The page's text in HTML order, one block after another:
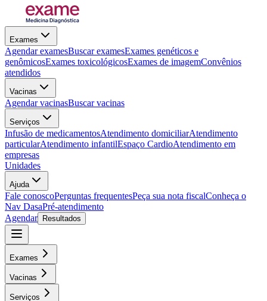
Exames
Agendar examesBuscar examesExames genéticos e
genômicosExames toxicológicosExames de imagemConvênios
atendidos
Vacinas
Agendar vacinasBuscar vacinas
Serviços
Infusão de medicamentosAtendimento domiciliarAtendimento
particularAtendimento infantilEspaço CardioAtendimento em
empresas
Unidades
Ajuda
Fale conoscoPerguntas frequentesPeça sua nota fiscalConheça o
Nav DasaPré-atendimento
Agendar
Resultados
Exames
Vacinas
Serviços